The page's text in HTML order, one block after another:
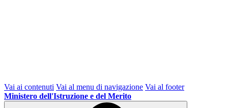
Vai ai contenuti Vai al menu di navigazione Vai al footer
Ministero dell'Istruzione e del Merito